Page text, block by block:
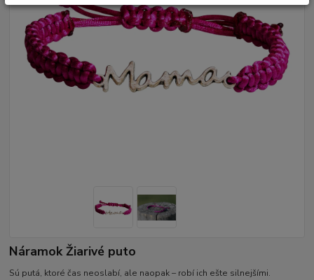
Náramok Žiarivé puto
Sú putá, ktoré čas neoslabí, ale naopak – robí ich ešte silnejšími.